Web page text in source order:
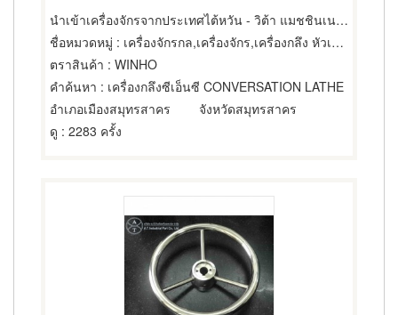
นำเข้าเครื่องจักรจากประเทศไต้หวัน - วิต้า แมชชินเนอรี่
ชื่อหมวดหมู่ : เครื่องจักรกล,เครื่องจักร,เครื่องกลึง หัวเครื่องและอุปกรณ์
ตราสินค้า : WINHO
คำค้นหา : เครื่องกลึงซีเอ็นซี CONVERSATION LATHE
อำเภอเมืองสมุทรสาคร
จังหวัดสมุทรสาคร
ดู : 2283 ครั้ง